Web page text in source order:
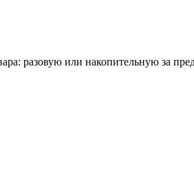
разовую или накопительную за